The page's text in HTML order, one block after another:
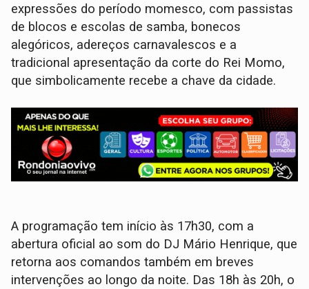
expressões do período momesco, com passistas
de blocos e escolas de samba, bonecos
alegóricos, adereços carnavalescos e a
tradicional apresentação da corte do Rei Momo,
que simbolicamente recebe a chave da cidade.
A programação tem início às 17h30, com a
abertura oficial ao som do DJ Mário Henrique, que
retorna aos comandos também em breves
intervenções ao longo da noite. Das 18h às 20h, o